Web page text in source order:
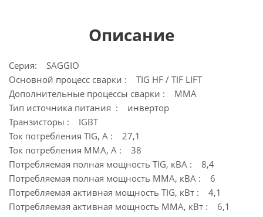
Описание
Серия: SAGGIO
Основной процесс сварки : TIG HF / TIF LIFT
Дополнительные процессы сварки : MMA
Тип источника питания : инвертор
Транзисторы : IGBT
Ток потребления TIG, А : 27,1
Ток потребления MMA, А : 38
Потребляемая полная мощность TIG, кВА : 8,4
Потребляемая полная мощность ММА, кВА : 6
Потребляемая активная мощность TIG, кВт : 4,1
Потребляемая активная мощность ММА, кВт : 6,1